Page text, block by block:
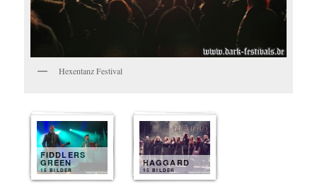
Hexentanz Festival
FIDDLERS
GREEN
15 BILDER
HAGGARD
15 BILDER